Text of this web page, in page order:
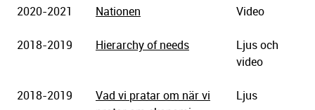
2020-2021 Nationen Video
2018-2019 Hierarchy of needs
Ljus och
video
2018-2019
Vad vi pratar om när vi
Ljus